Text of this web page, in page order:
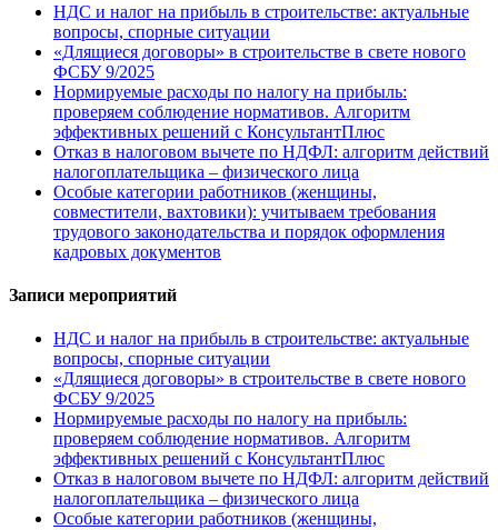
НДС и налог на прибыль в строительстве: актуальные
вопросы, спорные ситуации
«Длящиеся договоры» в строительстве в свете нового
ФСБУ 9/2025
Нормируемые расходы по налогу на прибыль:
проверяем соблюдение нормативов. Алгоритм
эффективных решений с КонсультантПлюс
Отказ в налоговом вычете по НДФЛ: алгоритм действий
налогоплательщика – физического лица
Особые категории работников (женщины,
совместители, вахтовики): учитываем требования
трудового законодательства и порядок оформления
кадровых документов
Записи мероприятий
НДС и налог на прибыль в строительстве: актуальные
вопросы, спорные ситуации
«Длящиеся договоры» в строительстве в свете нового
ФСБУ 9/2025
Нормируемые расходы по налогу на прибыль:
проверяем соблюдение нормативов. Алгоритм
эффективных решений с КонсультантПлюс
Отказ в налоговом вычете по НДФЛ: алгоритм действий
налогоплательщика – физического лица
Особые категории работников (женщины,